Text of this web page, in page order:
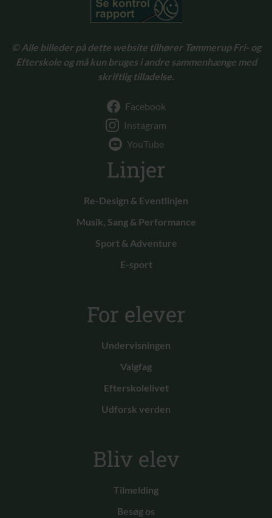
© Alle billeder på dette website tilhører Tømmerup Fri- og
Efterskole og må kun bruges i andre sammenhænge med
skriftlig tilladelse.
Facebook
Instagram
YouTube
Linjer
Re-Design & Eventlinjen
Musik, Sang & Performance
Sport & Adventure
E-sport
For elever
Undervisningen
Valgfag
Efterskolelivet
Udforsk verden
Bliv elev
Tilmelding
Besøg os